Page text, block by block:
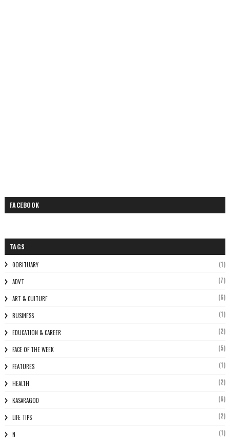
FACEBOOK
TAGS
0OBITUARY (1)
ADVT (7)
ART & CULTURE (6)
BUSINESS (1)
EDUCATION & CAREER (2)
FACE OF THE WEEK (5)
FEATURES (1)
HEALTH (2)
KASARAGOD (6)
LIFE TIPS (2)
N (1)